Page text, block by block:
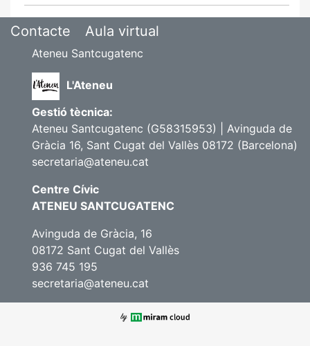
Contacte Aula virtual
Ateneu Santcugatenc
L'Ateneu
Gestió tècnica:
Ateneu Santcugatenc (G58315953) | Avinguda de
Gràcia 16, Sant Cugat del Vallès 08172 (Barcelona)
secretaria@ateneu.cat
Centre Cívic
ATENEU SANTCUGATENC
Avinguda de Gràcia, 16
08172 Sant Cugat del Vallès
936 745 195
secretaria@ateneu.cat